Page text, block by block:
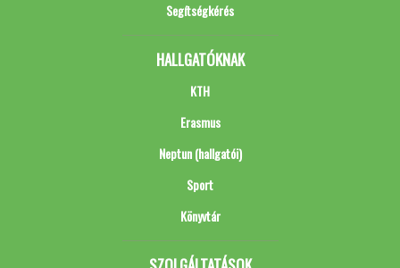
Segítségkérés
HALLGATÓKNAK
KTH
Erasmus
Neptun (hallgatói)
Sport
Könyvtár